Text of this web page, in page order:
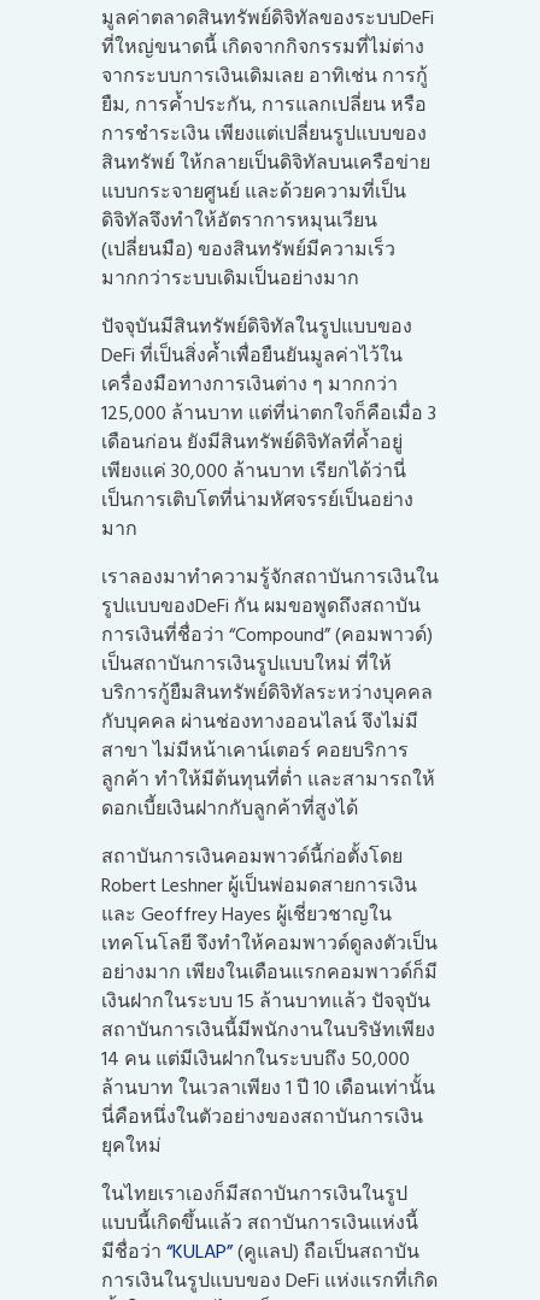
มูลค่าตลาดสินทรัพย์ดิจิทัลของระบบDeFi
ที่ใหญ่ขนาดนี้ เกิดจากกิจกรรมที่ไม่ต่าง
จากระบบการเงินเดิมเลย อาทิเช่น การกู้
ยืม, การค้ำประกัน, การแลกเปลี่ยน หรือ
การชำระเงิน เพียงแต่เปลี่ยนรูปแบบของ
สินทรัพย์ ให้กลายเป็นดิจิทัลบนเครือข่าย
แบบกระจายศูนย์ และด้วยความที่เป็น
ดิจิทัลจึงทำให้อัตราการหมุนเวียน
(เปลี่ยนมือ) ของสินทรัพย์มีความเร็ว
มากกว่าระบบเดิมเป็นอย่างมาก
ปัจจุบันมีสินทรัพย์ดิจิทัลในรูปแบบของ
DeFi ที่เป็นสิ่งค้ำเพื่อยืนยันมูลค่าไว้ใน
เครื่องมือทางการเงินต่าง ๆ มากกว่า
125,000 ล้านบาท แต่ที่น่าตกใจก็คือเมื่อ 3
เดือนก่อน ยังมีสินทรัพย์ดิจิทัลที่ค้ำอยู่
เพียงแค่ 30,000 ล้านบาท เรียกได้ว่านี่
เป็นการเติบโตที่น่ามหัศจรรย์เป็นอย่าง
มาก
เราลองมาทำความรู้จักสถาบันการเงินใน
รูปแบบของDeFi กัน ผมขอพูดถึงสถาบัน
การเงินที่ชื่อว่า “Compound” (คอมพาวด์)
เป็นสถาบันการเงินรูปแบบใหม่ ที่ให้
บริการกู้ยืมสินทรัพย์ดิจิทัลระหว่างบุคคล
กับบุคคล ผ่านช่องทางออนไลน์ จึงไม่มี
สาขา ไม่มีหน้าเคาน์เตอร์ คอยบริการ
ลูกค้า ทำให้มีต้นทุนที่ต่ำ และสามารถให้
ดอกเบี้ยเงินฝากกับลูกค้าที่สูงได้
สถาบันการเงินคอมพาวด์นี้ก่อตั้งโดย
Robert Leshner ผู้เป็นพ่อมดสายการเงิน
และ Geoffrey Hayes ผู้เชี่ยวชาญใน
เทคโนโลยี จึงทำให้คอมพาวด์ดูลงตัวเป็น
อย่างมาก เพียงในเดือนแรกคอมพาวด์ก็มี
เงินฝากในระบบ 15 ล้านบาทแล้ว ปัจจุบัน
สถาบันการเงินนี้มีพนักงานในบริษัทเพียง
14 คน แต่มีเงินฝากในระบบถึง 50,000
ล้านบาท ในเวลาเพียง 1 ปี 10 เดือนเท่านั้น
นี่คือหนึ่งในตัวอย่างของสถาบันการเงิน
ยุคใหม่
ในไทยเราเองก็มีสถาบันการเงินในรูป
แบบนี้เกิดขึ้นแล้ว สถาบันการเงินแห่งนี้
มีชื่อว่า“KULAP”(คูแลป) ถือเป็นสถาบัน
การเงินในรูปแบบของ DeFi แห่งแรกที่เกิด